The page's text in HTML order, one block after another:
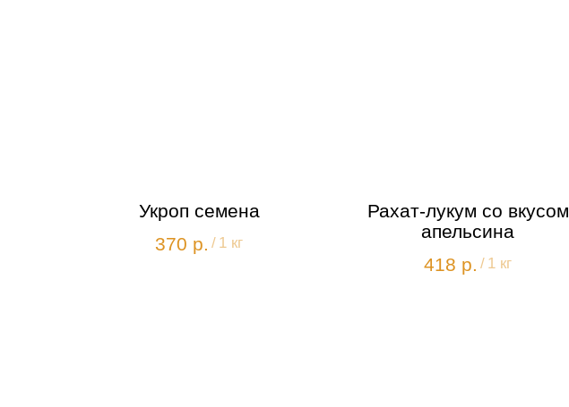
Укроп семена
370 р. / 1 кг
Рахат-лукум со вкусом
апельсина
418 р. / 1 кг